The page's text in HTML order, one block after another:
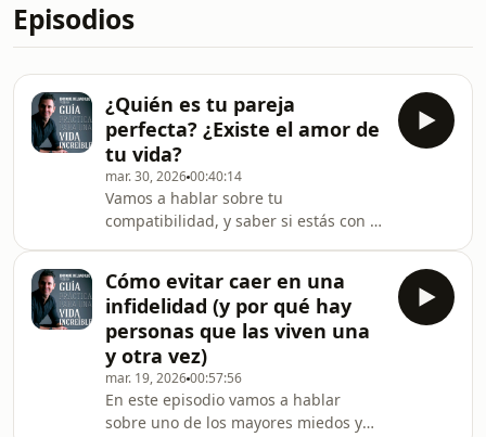
Episodios
¿Quién es tu pareja
perfecta? ¿Existe el amor de
tu vida?
mar. 30, 202600:40:14
Vamos a hablar sobre tu
compatibilidad, y saber si estás con la
perfecta para ti.En este episodio:•⁠
⁠Qué características definen tu
compatibilidad con otras personas.•⁠
⁠Cómo es la persona “indicada” y por
qué a veces no aparece.•⁠ ⁠Qué hacer
cuando sí llega.•⁠ ⁠El mito del “amor de
tu vida” que rompe tantas
Cómo evitar caer en una
infidelidad (y por qué hay
personas que las viven una
y otra vez)
mar. 19, 202600:57:56
En este episodio vamos a hablar
sobre uno de los mayores miedos y